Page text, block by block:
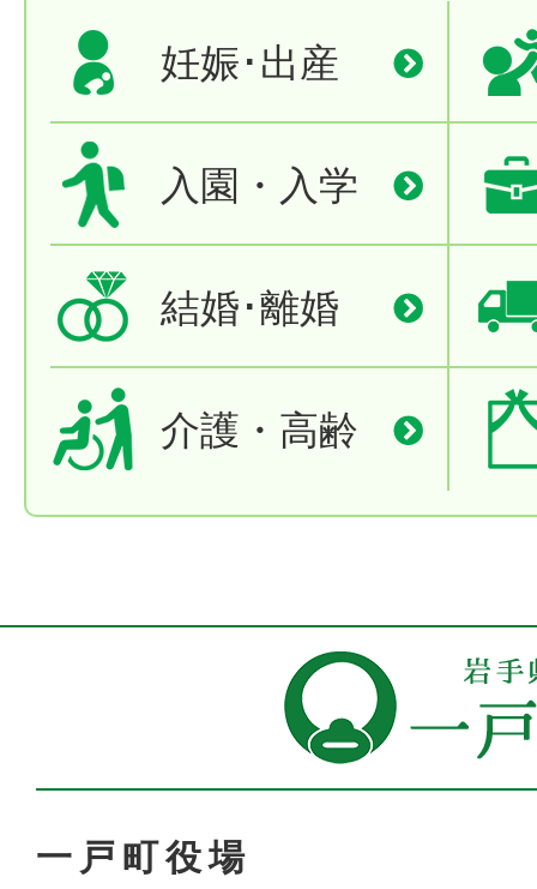
妊娠･出産
入園・入学
結婚･離婚
介護・高齢
一戸町役場